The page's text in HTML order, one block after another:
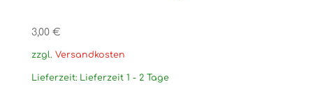
3,00 €
zzgl. Versandkosten
Lieferzeit: Lieferzeit 1 - 2 Tage